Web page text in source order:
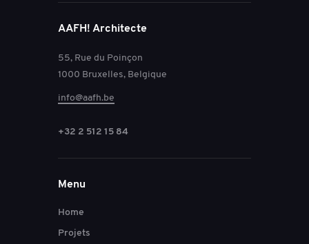
AAFH! Architecte
55, Rue du Poinçon
1000 Bruxelles, Belgique
info@aafh.be
+32 2 512 15 84
Menu
Home
Projets